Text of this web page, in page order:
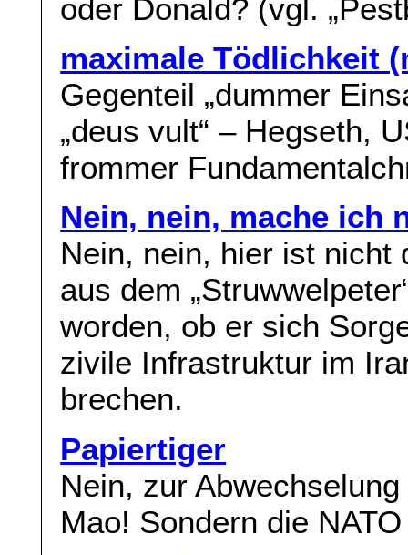
oder Donald? (vgl.
maximale Tödlichkeit
Gegenteil „dummer
„deus vult“ – Hegseth,
frommer
Nein, nein, mache ich
Nein, nein, hier ist nicht
aus dem
worden, ob er sich
zivile Infrastruktur im
brechen.
Papiertiger
Nein, zur
Mao! Sondern die